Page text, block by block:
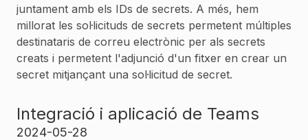
juntament amb els IDs de secrets. A més, hem
millorat les sol·licituds de secrets permetent múltiples
destinataris de correu electrònic per als secrets
creats i permetent l'adjunció d'un fitxer en crear un
secret mitjançant una sol·licitud de secret.
Integració i aplicació de Teams
2024-05-28